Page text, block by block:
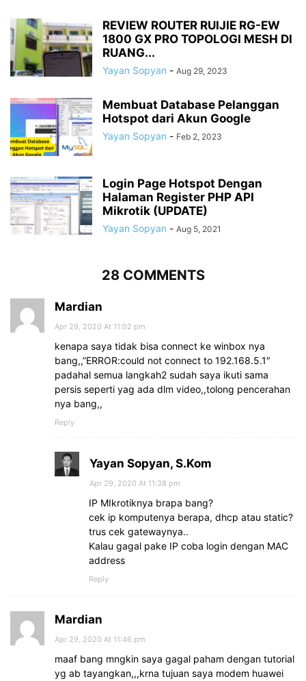
REVIEW ROUTER RUIJIE RG-EW
1800 GX PRO TOPOLOGI MESH DI
RUANG...
Yayan Sopyan - Aug 29, 2023
Membuat Database Pelanggan
Hotspot dari Akun Google
Yayan Sopyan - Feb 2, 2023
Login Page Hotspot Dengan
Halaman Register PHP API
Mikrotik (UPDATE)
Yayan Sopyan - Aug 5, 2021
28 COMMENTS
Mardian
Apr 29, 2020 At 11:02 pm
kenapa saya tidak bisa connect ke winbox nya
bang,,”ERROR:could not connect to 192.168.5.1″
padahal semua langkah2 sudah saya ikuti sama
persis seperti yag ada dlm video,,tolong pencerahan
nya bang,,
Reply
Yayan Sopyan, S.Kom
Apr 29, 2020 At 11:38 pm
IP MIkrotiknya brapa bang?
cek ip komputenya berapa, dhcp atau static?
trus cek gatewaynya..
Kalau gagal pake IP coba login dengan MAC
address
Reply
Mardian
Apr 29, 2020 At 11:46 pm
maaf bang mngkin saya gagal paham dengan tutorial
yg ab tayangkan,,,krna tujuan saya modem huawei